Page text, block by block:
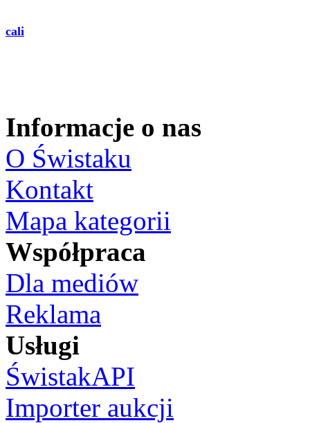
cali
Informacje o nas
O Świstaku
Kontakt
Mapa kategorii
Współpraca
Dla mediów
Reklama
Usługi
ŚwistakAPI
Importer aukcji